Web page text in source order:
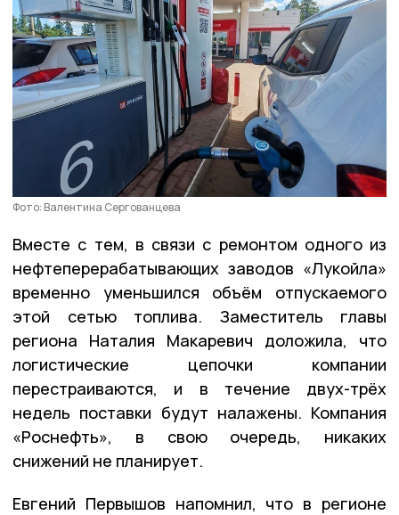
Фото: Валентина Сергованцева
Вместе с тем, в связи с ремонтом одного из
нефтеперерабатывающих заводов «Лукойла»
временно уменьшился объём отпускаемого
этой сетью топлива. Заместитель главы
региона Наталия Макаревич доложила, что
логистические цепочки компании
перестраиваются, и в течение двух-трёх
недель поставки будут налажены. Компания
«Роснефть», в свою очередь, никаких
снижений не планирует.
Евгений Первышов напомнил, что в регионе